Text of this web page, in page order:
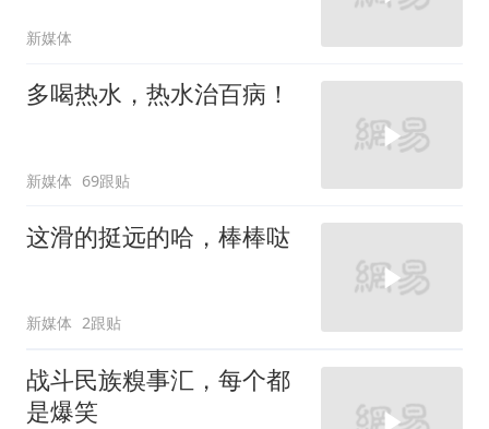
新媒体
多喝热水，热水治百病！
新媒体 69跟贴
这滑的挺远的哈，棒棒哒
新媒体 2跟贴
战斗民族糗事汇，每个都
是爆笑